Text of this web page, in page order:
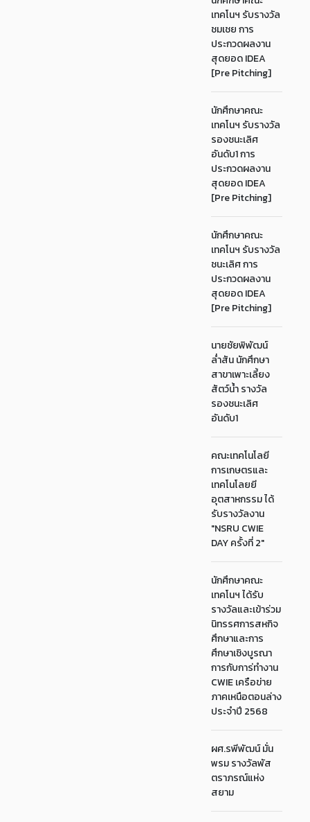
เทคโนฯ รับรางวัล
ชมเชย การ
ประกวดผลงาน
สุดยอด IDEA
[Pre Pitching]
นักศึกษาคณะ
เทคโนฯ รับรางวัล
รองชนะเลิศ
อันดับ1 การ
ประกวดผลงาน
สุดยอด IDEA
[Pre Pitching]
นักศึกษาคณะ
เทคโนฯ รับรางวัล
ชนะเลิศ การ
ประกวดผลงาน
สุดยอด IDEA
[Pre Pitching]
นายชัยพิพัฒน์
ล่ำสัน นักศึกษา
สาขาเพาะเลี้ยง
สัตว์น้ำ รางวัล
รองชนะเลิศ
อันดับ1
คณะเทคโนโลยี
การเกษตรและ
เทคโนโลยยี
อุตสาหกรรม ได้
รับรางวัลงาน
"NSRU CWIE
DAY ครั้งที่ 2"
นักศึกษาคณะ
เทคโนฯ ได้รับ
รางวัลและเข้าร่วม
นิทรรศการสหกิจ
ศึกษาและการ
ศึกษาเชิงบูรณา
การกับการ่ทำงาน
CWIE เครือข่าย
ภาคเหนือตอนล่าง
ประจำปี 2568
ผศ.รพีพัฒน์ มั่น
พรม รางวัลพัส
ตราภรณ์แห่ง
สยาม